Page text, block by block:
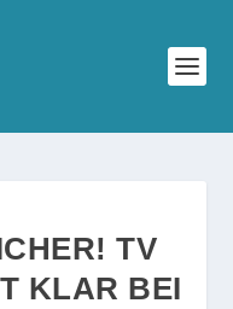
TV
KLAR BEI